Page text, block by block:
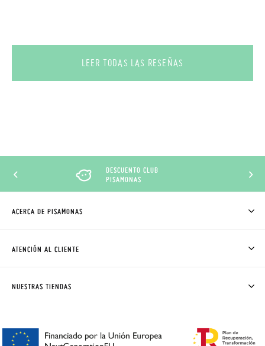
LEER TODAS LAS RESEÑAS
DESCUENTO CLUB
PISAMONAS
ACERCA DE PISAMONAS
CÓMO COMPRAR
AVISO LEGAL, PRIVACIDAD Y COOKIES
ATENCIÓN AL CLIENTE
PREGUNTAS FRECUENTES
NUESTRAS TIENDAS